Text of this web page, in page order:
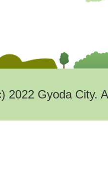
2022 Gyoda City.